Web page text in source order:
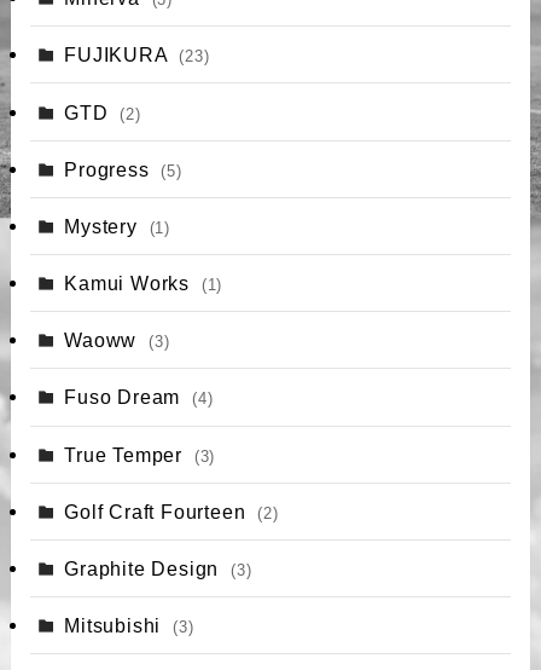
FUJIKURA (23)
GTD (2)
Progress (5)
Mystery (1)
Kamui Works (1)
Waoww (3)
Fuso Dream (4)
True Temper (3)
Golf Craft Fourteen (2)
Graphite Design (3)
Mitsubishi (3)